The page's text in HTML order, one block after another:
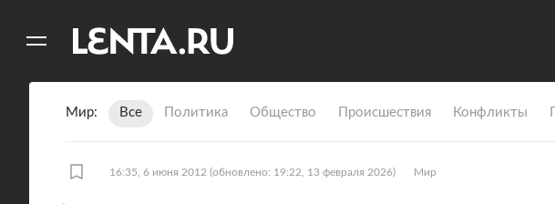
Мир Все Политика Общество Происшествия Конфликты
16:35, 6 июня 2012 (обновлено: 19:22, 13 февраля 2026) Мир